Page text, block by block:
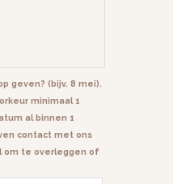
geven? (bijv. 8 mei).
minimaal 1
al binnen 1
contact met ons
om te overleggen of